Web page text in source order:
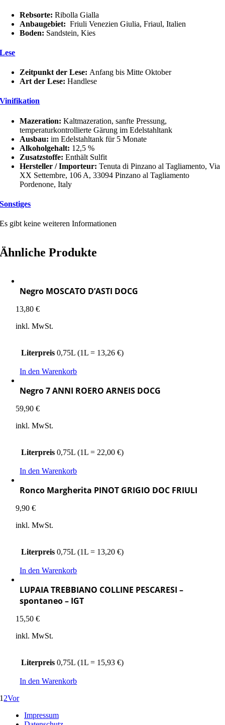
Rebsorte:Ribolla Gialla
Anbaugebiet: Friuli Venezien Giulia, Friaul, Italien
Boden: Sandstein, Kies
Lese
Zeitpunkt der Lese: Anfang bis Mitte Oktober
Art der Lese:Handlese
Vinifikation
Mazeration:Kaltmazeration, sanfte Pressung,
temperaturkontrollierte Gärung im Edelstahltank
Ausbau:im Edelstahltank für 5 Monate
Alkoholgehalt: 12,5 %
Zusatzstoffe: Enthält Sulfit
Hersteller / Importeur: Tenuta di Pinzano al Tagliamento, Via
XX Settembre, 106 A, 33094 Pinzano al Tagliamento
Pordenone, Italy
Sonstiges
Es gibt keine weiteren Informationen
Ähnliche Produkte
Negro MOSCATO D’ASTI DOCG
13,80€
inkl. MwSt.
Literpreis 0,75L (1L = 13,26 €)
In den Warenkorb
Negro 7 ANNI ROERO ARNEIS DOCG
59,90€
inkl. MwSt.
Literpreis 0,75L (1L = 22,00 €)
In den Warenkorb
Ronco Margherita PINOT GRIGIO DOC FRIULI
9,90€
inkl. MwSt.
Literpreis 0,75L (1L = 13,20 €)
In den Warenkorb
LUPAIA TREBBIANO COLLINE PESCARESI –
spontaneo – IGT
15,50€
inkl. MwSt.
Literpreis 0,75L (1L = 15,93 €)
In den Warenkorb
1 2Vor
Impressum